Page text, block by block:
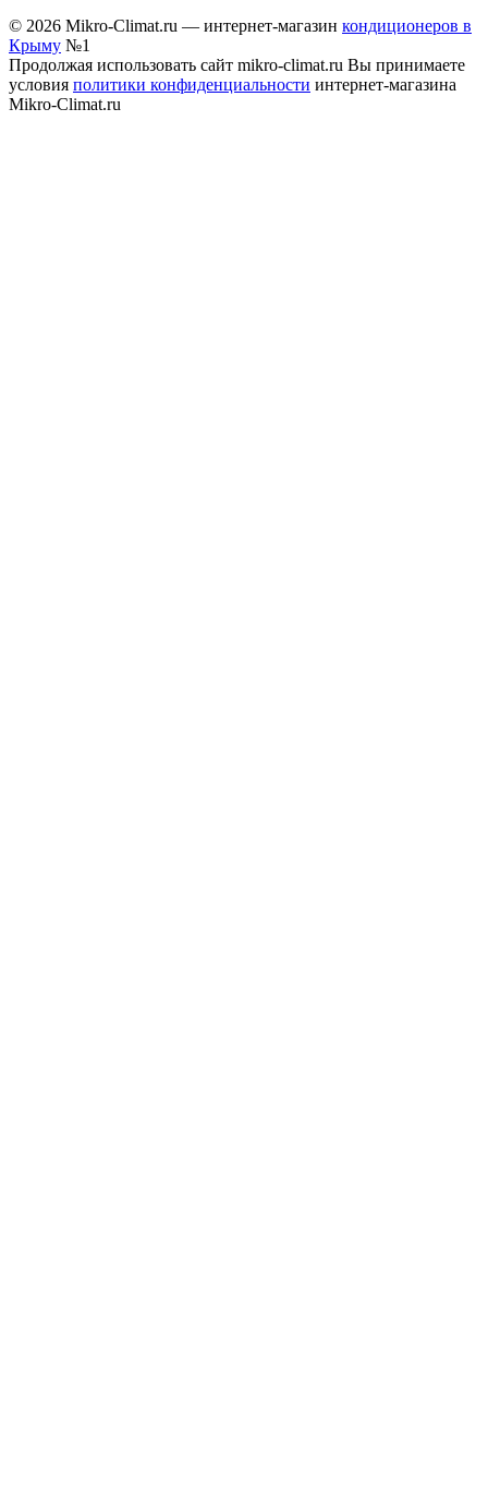
© 2026 Mikro-Climat.ru — интернет-магазин кондиционеров в
Крыму №1
Продолжая использовать сайт mikro-climat.ru Вы принимаете
условия политики конфиденциальности интернет-магазина
Mikro-Climat.ru